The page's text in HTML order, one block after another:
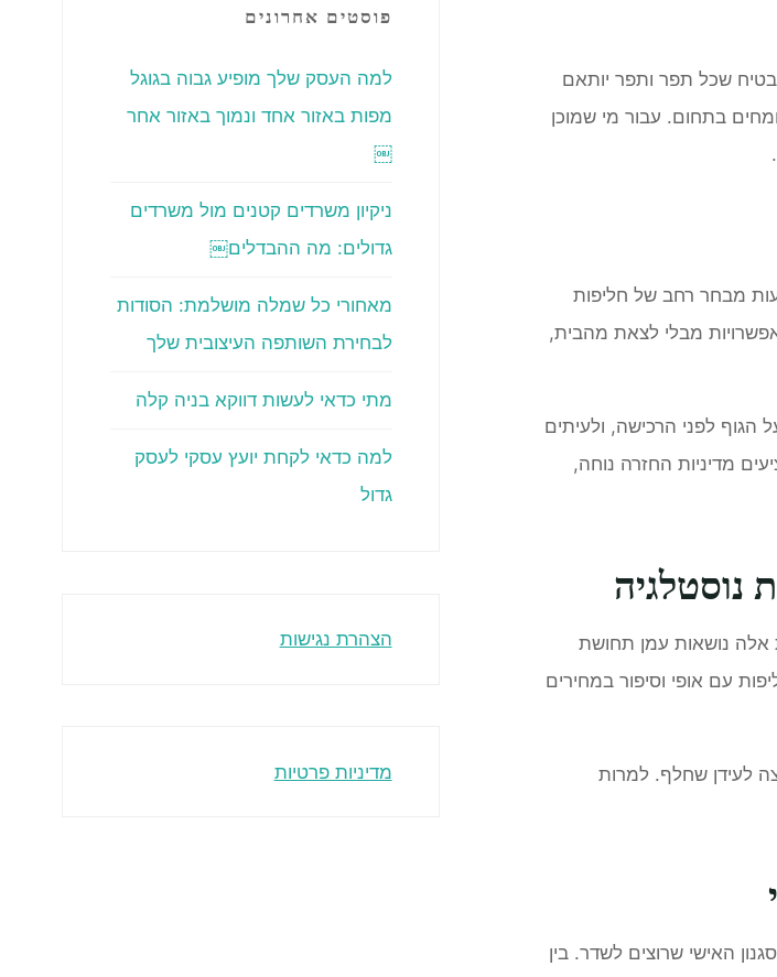
שכל תפר ותפר יותאם
בתחום. עבור מי שמוכן
מבחר רחב של חליפות
אפשרויות מבלי לצאת מהבית,
הגוף לפני הרכישה, ולעיתים
מדיניות החזרה נוחה,
נוסטלגיה
אלה נושאות עמן תחושת
עם אופי וסיפור במחירים
לעידן שחלף. למרות
האישי שרוצים לשדר. בין
פוסטים אחרונים
למה העסק שלך מופיע גבוה בגוגל
מפות באזור אחד ונמוך באזור אחר
￼
ניקיון משרדים קטנים מול משרדים
גדולים: מה ההבדלים￼
מאחורי כל שמלה מושלמת: הסודות
לבחירת השותפה העיצובית שלך
מתי כדאי לעשות דווקא בניה קלה
למה כדאי לקחת יועץ עסקי לעסק
גדול
הצהרת נגישות
מדיניות פרטיות